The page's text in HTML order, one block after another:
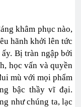
khâm phục nào,
hãnh khởi lên tức
Bị tràn ngập bởi
học vấn và quyền
mù với mọi phẩm
bậc thầy vĩ đại.
như chúng ta, lạc